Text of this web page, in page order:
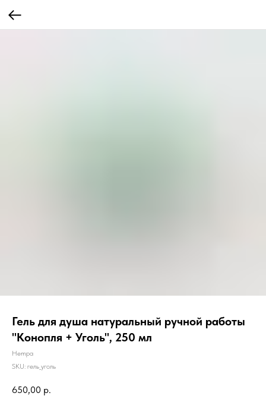
Гель для душа натуральный ручной работы
"Конопля + Уголь", 250 мл
Hempa
SKU: гель_уголь
650,00 р.